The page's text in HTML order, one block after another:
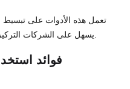
تعمل هذه الأدوات على تبسيط